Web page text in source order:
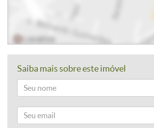
Saiba mais sobre este imóvel